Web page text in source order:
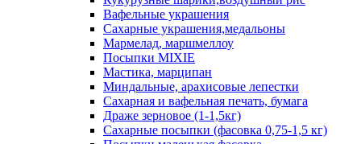
Вафельные украшения
Сахарные украшения,медальоны
Мармелад, маршмеллоу
Посыпки MIXIE
Мастика, марципан
Миндальные, арахисовые лепестки
Сахарная и вафельная печать, бумага
Драже зерновое (1-1,5кг)
Сахарные посыпки (фасовка 0,75-1,5 кг)